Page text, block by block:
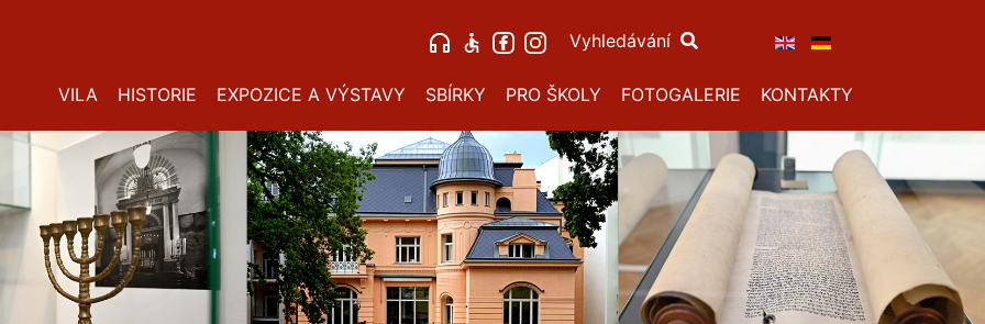
Vyhledávání
VILA HISTORIE EXPOZICE A VÝSTAVY SBÍRKY PRO ŠKOLY FOTOGALERIE KONTAKTY